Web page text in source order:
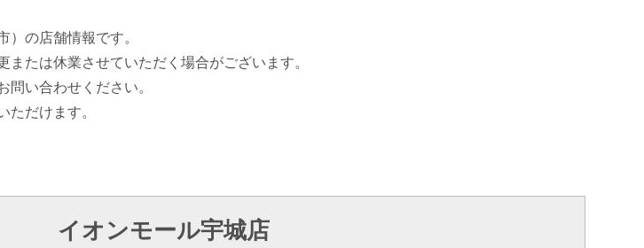
）の店舗情報です。
たは休業させていただく場合がございます。
問い合わせください。
ただけます。
イオンモール宇城店